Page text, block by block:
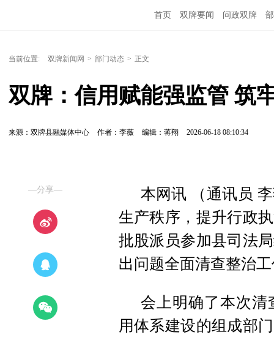
首页 双牌要闻 问政双牌
当前位置: 双牌新闻网 > 部门动态 > 正文
双牌：信用赋能强监管 筑
来源：双牌县融媒体中心 作者：李薇 编辑：蒋翔 2026-06-18 08:10:34
—分享—
本网讯 （通讯员
生产秩序，提升行政
批股派员参加县司法
出问题全面清查整治
会上明确了本次清
用体系建设的组成部